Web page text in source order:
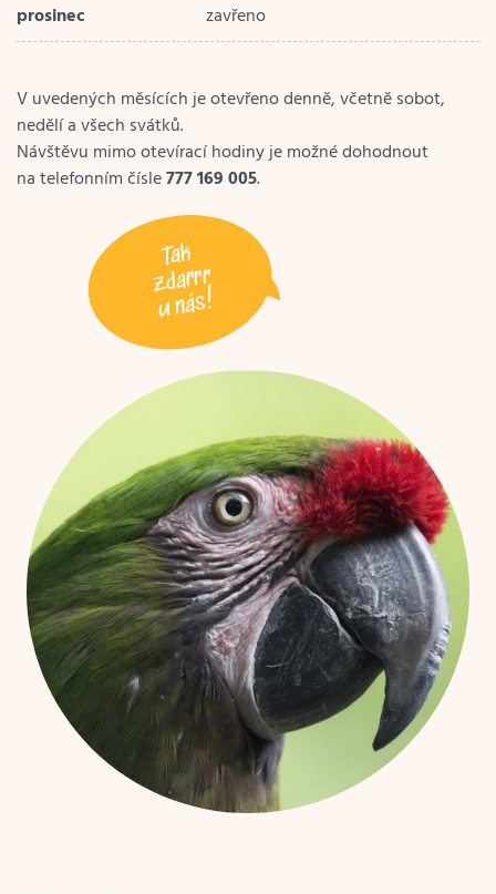
prosinec
zavřeno
V uvedených měsících je otevřeno denně, včetně sobot,
nedělí a všech svátků.
Návštěvu mimo otevírací hodiny je možné dohodnout
na telefonním čísle777 169 005.
Tak
zdarrr
u nás!